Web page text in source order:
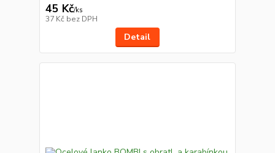
45 Kč/ks
37 Kč bez DPH
Detail